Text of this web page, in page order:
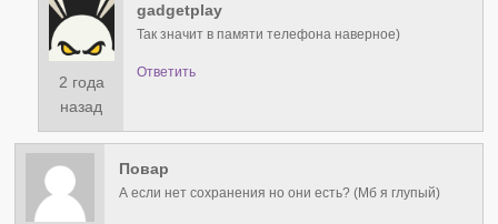
2 года
назад
gadgetplay
Так значит в памяти телефона наверное)
Ответить
Повар
А если нет сохранения но они есть? (Мб я глупый)